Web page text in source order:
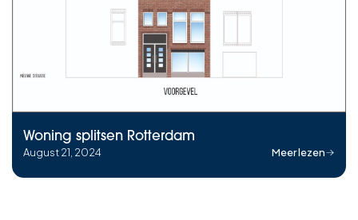
Woning splitsen Rotterdam
August 21, 2024
Meer lezen